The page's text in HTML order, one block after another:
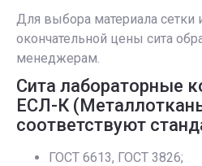
Для выбора материала сетки
окончательной цены сита
менеджерам.
Сита лабораторные
ЕСЛ-К
соответствуют
ГОСТ 6613, ГОСТ 3826;